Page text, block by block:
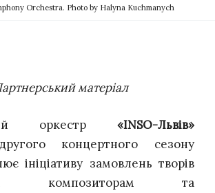
Orchestra. Photo by Halyna Kuchmanych
матеріал
оркестр «INSO-Львів»
концертного сезону
ініціативу замовлень творів
композиторам та